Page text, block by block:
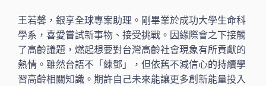
王若馨，銀享全球專案助理。剛畢業於成功大學生命科
學系，喜愛嘗試新事物、接受挑戰。因緣際會之下接觸
了高齡議題，燃起想要對台灣高齡社會現象有所貢獻的
熱情。雖然台語不「練鄧」，但依舊不減信心的持續學
習高齡相關知識。期許自己未來能讓更多創新能量投入